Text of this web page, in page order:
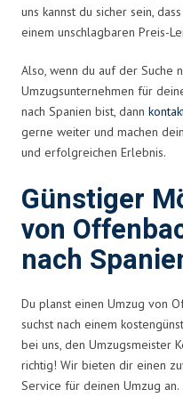
uns kannst du sicher sein,
einem unschlagbaren Preis-
Also, wenn du auf der Suche
Umzugsunternehmen für
nach Spanien bist, dann
gerne weiter und machen
und erfolgreichen Erlebnis.
Günstiger
von
nach
Du planst einen Umzug von
suchst nach einem
bei uns, den Umzugsmeister
richtig! Wir bieten dir einen
Service für deinen Umzug an.